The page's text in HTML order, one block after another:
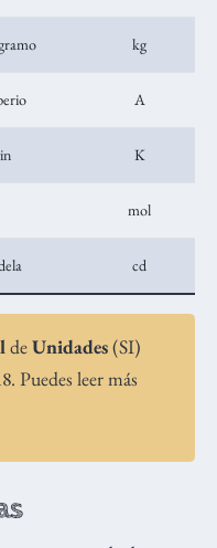
kg
A
K
mol
cd
deUnidades(SI)
Puedes leer más